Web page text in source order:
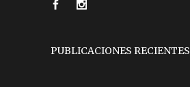
PUBLICACIONES RECIENTES